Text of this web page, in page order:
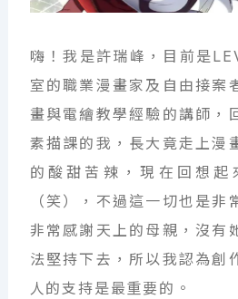
嗨！我是許瑞峰，目前是
室的職業漫畫家及自由接案
畫與電繪教學經驗的講師，
素描課的我，長大竟走上漫
的酸甜苦辣，現在回想起
（笑），不過這一切也是非
非常感謝天上的母親，沒有
法堅持下去，所以我認為創
人的支持是最重要的。